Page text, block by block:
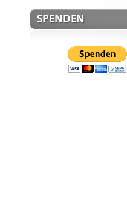
SPENDEN